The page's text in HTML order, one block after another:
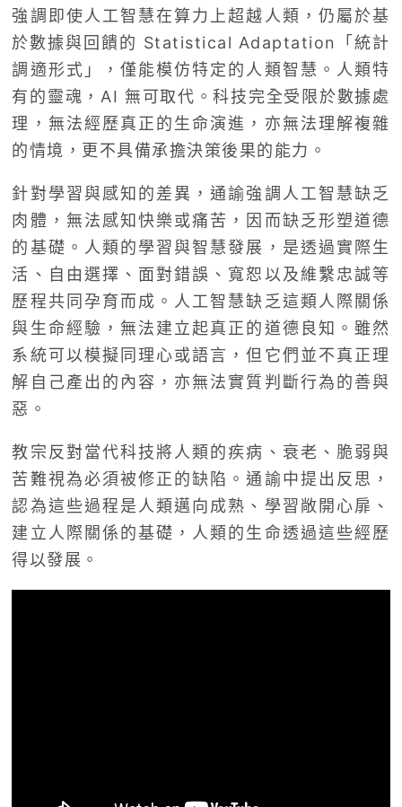
強調即使人工智慧在算力上超越人類，仍屬於基
於數據與回饋的 Statistical Adaptation「統計
調適形式」，僅能模仿特定的人類智慧。人類特
有的靈魂，AI 無可取代。科技完全受限於數據處
理，無法經歷真正的生命演進，亦無法理解複雜
的情境，更不具備承擔決策後果的能力。
針對學習與感知的差異，通諭強調人工智慧缺乏
肉體，無法感知快樂或痛苦，因而缺乏形塑道德
的基礎。人類的學習與智慧發展，是透過實際生
活、自由選擇、面對錯誤、寬恕以及維繫忠誠等
歷程共同孕育而成。人工智慧缺乏這類人際關係
與生命經驗，無法建立起真正的道德良知。雖然
系統可以模擬同理心或語言，但它們並不真正理
解自己產出的內容，亦無法實質判斷行為的善與
惡。
教宗反對當代科技將人類的疾病、衰老、脆弱與
苦難視為必須被修正的缺陷。通諭中提出反思，
認為這些過程是人類邁向成熟、學習敞開心扉、
建立人際關係的基礎，人類的生命透過這些經歷
得以發展。